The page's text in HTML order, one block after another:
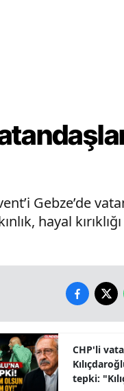
Gebze’de
hayal
CHP'li
tepki: